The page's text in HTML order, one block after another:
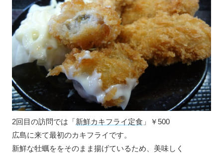
2回目の訪問では「新鮮カキフライ定食 」￥500
広島に来て最初のカキフライです。
新鮮な牡蠣ををそのまま揚げているため、美味しく